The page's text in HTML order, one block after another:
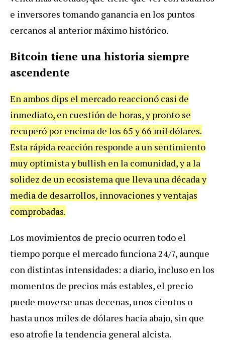
e inversores tomando ganancia en los puntos
cercanos al anterior máximo histórico.
Bitcoin tiene una historia siempre
ascendente
En ambos dips el mercado reaccionó casi de
inmediato, en cuestión de horas, y pronto se
recuperó por encima de los 65 y 66 mil dólares.
Esta rápida reacción responde a un sentimiento
muy optimista y bullish en la comunidad, y a la
solidez de un ecosistema que lleva una década y
media de desarrollos, innovaciones y ventajas
comprobadas.
Los movimientos de precio ocurren todo el
tiempo porque el mercado funciona 24/7, aunque
con distintas intensidades: a diario, incluso en los
momentos de precios más estables, el precio
puede moverse unas decenas, unos cientos o
hasta unos miles de dólares hacia abajo, sin que
eso atrofie la tendencia general alcista.